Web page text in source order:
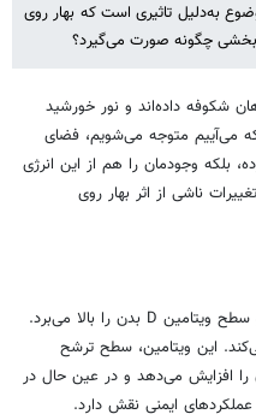
به‌دلیل تاثیری است که بهار روی
چگونه صورت می‌گیرد؟
شکوفه داده‌اند و نور خورشید
می‌آییم متوجه می‌شویم، فضای
بلکه وجودمان را هم از این انرژی
ناشی از اثر بهار روی
در بهار، تابش نور خورشید بیشتر می‌شود و سطح ویتامین D بدن را بالا می‌برد.
این ویتامین، سطح ترشح
را افزایش می‌دهد و در عین حال در
ایمنی نقش دارد.